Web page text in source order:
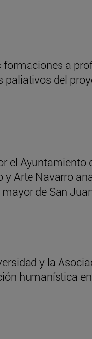
a
paliativos del
el Ayuntamiento
y Arte Navarro
de San
y la
humanística